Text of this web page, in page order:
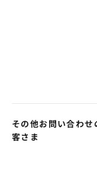
その他お問い合わせ
客さま